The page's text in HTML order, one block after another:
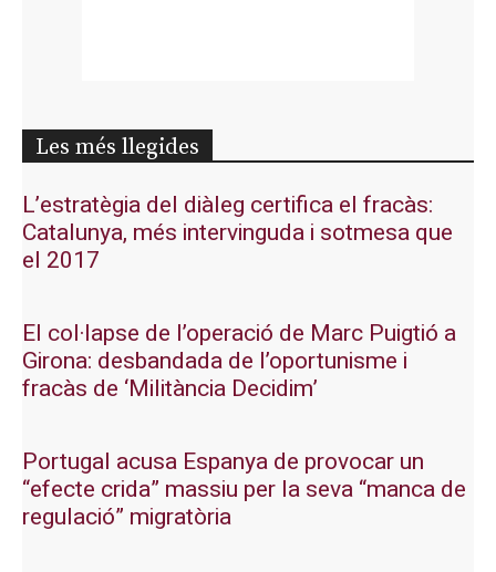
Les més llegides
L’estratègia del diàleg certifica el fracàs:
Catalunya, més intervinguda i sotmesa que
el 2017
El col·lapse de l’operació de Marc Puigtió a
Girona: desbandada de l’oportunisme i
fracàs de ‘Militància Decidim’
Portugal acusa Espanya de provocar un
“efecte crida” massiu per la seva “manca de
regulació” migratòria